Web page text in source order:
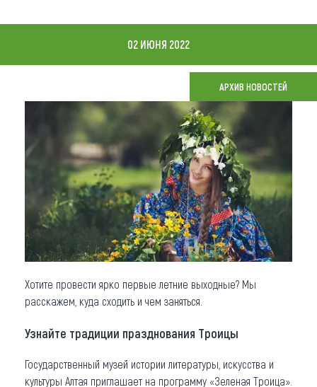
Что привезти (сувениры)
О регионе
Коллекция впечатлений
Другие рубрики
02 ИЮНЯ 2022
АРХИВ НОВОСТЕЙ
Хотите провести ярко первые летние выходные? Мы
расскажем, куда сходить и чем заняться.
Узнайте традиции празднования Троицы
Государственный музей истории литературы, искусства и
культуры Алтая приглашает на программу «Зеленая Троица».